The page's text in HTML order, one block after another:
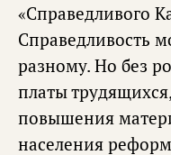
«Справедливого
Справедливость
разному. Но без
платы
повышения
населения